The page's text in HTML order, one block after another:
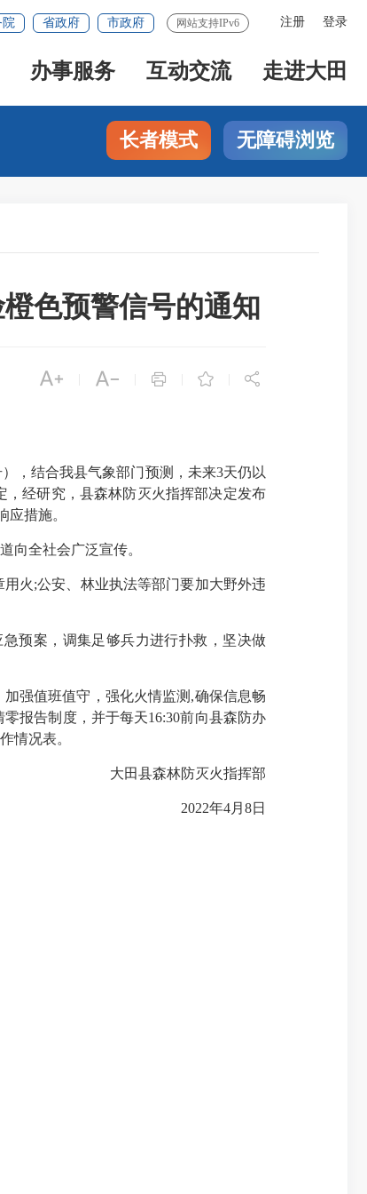
注册 登录
院 省政府 市政府 网站支持IPv6
办事服务 互动交流 走进大田
长者模式 无障碍浏览
色预警信号的通知
    
，结合我县气象部门预测，未来3天仍以
经研究，县森林防灭火指挥部决定发布
应措施。
全社会广泛宣传。
火;公安、林业执法等部门要加大野外违
预案，调集足够兵力进行扑救，坚决做
强值班值守，强化火情监测,确保信息畅
报告制度，并于每天16:30前向县森防办
情况表。
大田县森林防灭火指挥部
2022年4月8日